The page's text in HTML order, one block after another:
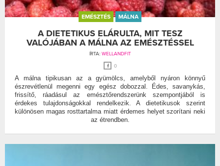
EMÉSZTÉS MÁLNA
A DIETETIKUS ELÁRULTA, MIT TESZ
VALÓJÁBAN A MÁLNA AZ EMÉSZTÉSSEL
ÍRTA: WELLANDFIT
0
A málna tipikusan az a gyümölcs, amelyből nyáron könnyű
észrevétlenül megenni egy egész dobozzal. Édes, savanykás,
frissítő, ráadásul az emésztőrendszerünk szempontjából is
érdekes tulajdonságokkal rendelkezik. A dietetikusok szerint
különösen magas rosttartalma miatt érdemes helyet szorítani neki
az étrendben.